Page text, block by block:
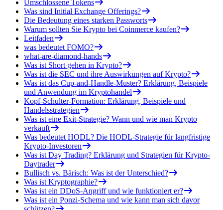
Umschlossene Tokens
Was sind Initial Exchange Offerings?
Die Bedeutung eines starken Passworts
Warum sollten Sie Krypto bei Coinmerce kaufen?
Leitfaden
was bedeutet FOMO?
what-are-diamond-hands
Was ist Short gehen in Krypto?
Was ist die SEC und ihre Auswirkungen auf Krypto?
Was ist das Cup-and-Handle-Muster? Erklärung, Beispiele
und Anwendung im Kryptohandel
Kopf-Schulter-Formation: Erklärung, Beispiele und
Handelsstrategien
Was ist eine Exit-Strategie? Wann und wie man Krypto
verkauft
Was bedeutet HODL? Die HODL-Strategie für langfristige
Krypto-Investoren
Was ist Day Trading? Erklärung und Strategien für Krypto-
Daytrader
Bullisch vs. Bärisch: Was ist der Unterschied?
Was ist Kryptographie?
Was ist ein DDoS-Angriff und wie funktioniert er?
Was ist ein Ponzi-Schema und wie kann man sich davor